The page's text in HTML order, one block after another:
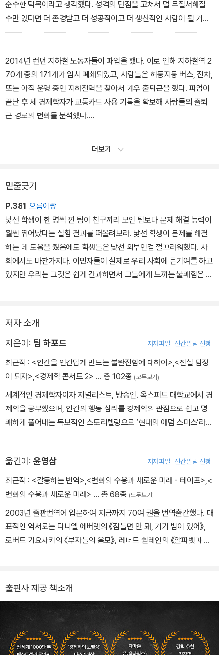
로 사용할지, 심지어 무슨 일에 관한 것인지도 모르는 채 무조건 쌓아
놓는다.
- 1장. 기계는 의외로 자주 틀리고, 생각만큼 완벽하지 않다 중에서
순수한 덕목이라고 생각했다. 성격의 단점을 고쳐서 덜 무질서해질
수만 있다면 더 존경받고 더 성공적이고 더 생산적인 사람이 될 거라
고 여겼다.
리정돈한다고 해서 그의 풍요로운 삶이 더 풍요로워지지는 않았을 것
이다. 물론 그러한 착각이 놀라운 것은 아니다. 우리 인간은 본능적으
로 질서를 찬양하기 때문이다. 우리는 무질서 속에서 좋은 것이 탄생
하는 경우가 많으며, 때로는 무질서가 그 자체로서 좋은 것일 수 있다
는 사실을 받아들이지 못한다.
- 2장. 이토록 혼란스러운 세계 중에서
2014년 런던 지하철 노동자들이 파업을 했다. 이로 인해 지하철역 2
70개 중의 171개가 임시 폐쇄되었고, 사람들은 허둥지둥 버스, 전차,
또는 아직 운영 중인 지하철역을 찾아서 겨우 출퇴근을 했다. 파업이
끝난 후 세 경제학자가 교통카드 사용 기록을 확보해 사람들의 출퇴
근 경로의 변화를 분석했다.
파업이 진행되는 동안 사람들은 대부분 새로운 경로로 출퇴근을 했
끝난 뒤에도 이용하고 있었다. 새로운 경로가 이전 경로에 비해서 교
한 것이다.
사람들은 대개 자신이 가장 효율적인 출퇴근 경로를 알고 있다고 생
각하지만, 꼭 그렇지만은 않다는 사실이 밝혀졌다. 그들에게 필요했
던 것은 더 나은 방법을 찾아야만 하는 예상치 못한 상황이었다.
- 4장. 의도적으로 변수를 만드는 사람들 중에서
더보기
밑줄긋기
P.381 으름이짱
낯선 학생이 한 명씩 낀 팀이 친구끼리 모인 팀보다 문제 해결 능력이
훨씬 뛰어났다는 실험 결과를 떠올려보라. 낯선 학생이 문제를 해결
하는 데 도움을 줬음에도 학생들은 낯선 외부인걸 껄끄러워했다. 사
회에서도 마찬가지다. 이민자들이 실제로 우리 사회에 큰기여를 하고
있지만 우리는 그것은 쉽게 간과하면서 그들에게 느끼는 불쾌함은 민
감하게 받아들인다. 어쨌든 우리는 그러나 편견을 극복해야만 한다.
저자 소개
지은이: 팀 하포드 저자파일 신간알림 신청
최근작 : <인간을 인간답게 만드는 불완전함에 대하여> <진실 탐정
이 되자> <경제학 콘서트 2> … 총 102종 (모두보기)
세계적인 경제학자이자 저널리스트, 방송인. 옥스퍼드 대학교에서 경
제학을 공부했으며, 인간의 행동 심리를 경제학의 관점으로 쉽고 명
쾌하게 풀어내는 독보적인 스토리텔링으로 ‘현대의 애덤 스미스’라는
ist)》를 통해 대중적인 경제학 열풍을 일으켰다. 현재 〈파이낸셜 타임
스(Financial Times)〉에서 시니어 칼럼니스트로 활동하고 있으며,
BBC 라디오 프로그램 〈모어 오어 레스(More or Less)〉에서 복잡
제학의 노벨상이라 불리는 ‘바스티아 경제 저널리즘상’을 두 차례나
수상했으며, 경제 저널리즘에 기여한 공로를 인정받아 대영제국 훈장
(OBE)을 받았다.
옮긴이: 윤영삼 저자파일 신간알림 신청
최근작 : <갈등하는 번역> <변화의 수용과 새로운 미래 - 테이프> <
변화의 수용과 새로운 미래> … 총 68종 (모두보기)
2003년 출판번역에 입문하여 지금까지 70여 권을 번역출간했다. 대
표적인 역서로는 다니엘 에버렛의 《잠들면 안 돼, 거기 뱀이 있어》,
로버트 기요사키의 《부자들의 음모》, 레너드 쉴레인의 《알파벳과 여
등에 참여하며 다양한 '번역행위자'로서 경력을 쌓았다. 2007년부터
출판번역가를 양성하기 위한 번역강의를 시작하였으며, 2015년 《갈
등하는 번역》을 출간하였다. 현재 크레센도 출판사를 운영하고 있다.
출판사 제공 책소개